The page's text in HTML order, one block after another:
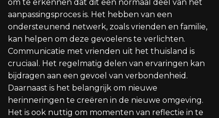
om te erkennen dat dit een normaal deel van het
aanpassingsproces is. Het hebben van een
ondersteunend netwerk, zoals vrienden en familie,
kan helpen om deze gevoelens te verlichten.
Communicatie met vrienden uit het thuisland is
cruciaal. Het regelmatig delen van ervaringen kan
bijdragen aan een gevoel van verbondenheid.
Daarnaast is het belangrijk om nieuwe
herinneringen te creëren in de nieuwe omgeving.
Het is ook nuttig om momenten van reflectie in te